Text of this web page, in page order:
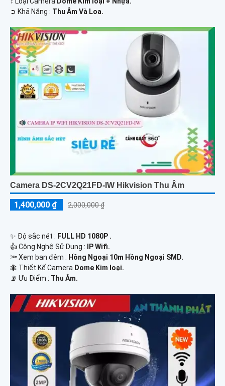
️➲ Khả Năng : Thu Âm Và Loa.
Camera DS-2CV2Q21FD-IW Hikvision Thu Âm
1,400,000 ₫ 2,000,000 ₫
✨ Độ sắc nét : FULL HD 1080P .
👍 Công Nghệ Sử Dụng :
IP Wifi.
🔦 Xem ban đêm : Hồng Ngoại 10m Hồng Ngoại SMD.
🐜 Thiết Kế Camera Dome Kim loại.
️📡 Ưu Điểm : Thu Âm.